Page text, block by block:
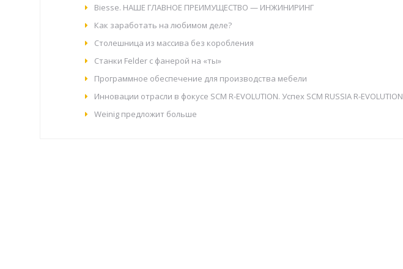
Biesse. НАШЕ ГЛАВНОЕ ПРЕИМУЩЕСТВО — ИНЖИНИРИНГ
Как заработать на любимом деле?
Столешница из массива без коробления
Станки Felder с фанерой на «ты»
Программное обеспечение для производства мебели
Инновации отрасли в фокусе SCM R-EVOLUTION. Успех SCM RUSSIA R-EVOLUTION
Weinig предложит больше